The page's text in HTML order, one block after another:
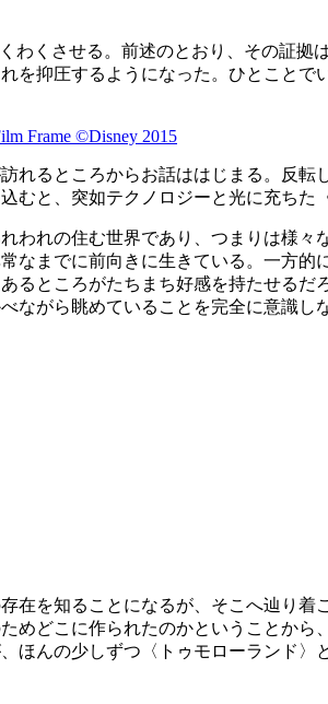
わくさせる。前述のとおり、その証
を抑圧するようになった。ひとこと
れるところからお話ははじまる。反
むと、突如テクノロジーと光に充ちた
われの住む世界であり、つまりは様
なまでに前向きに生きている。一方
るところがたちまち好感を持たせる
がら眺めていることを完全に意識し
在を知ることになるが、そこへ辿り
めどこに作られたのかということか
ほんの少しずつ〈トゥモローランド